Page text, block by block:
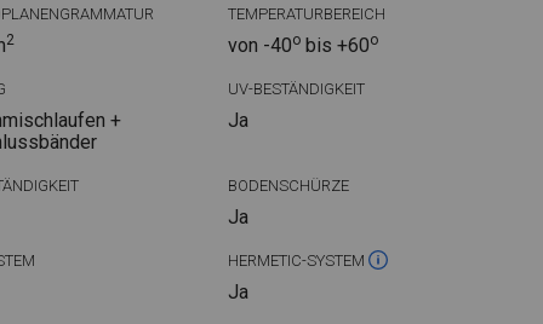
2
TEMPERATURBEREICH
von -40obis +60o
+
UV-BESTÄNDIGKEIT
Ja
BODENSCHÜRZE
Ja
HERMETIC-SYSTEM
Ja